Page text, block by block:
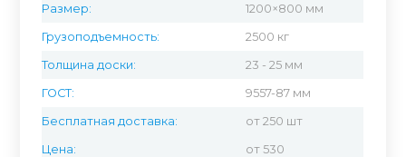
Размер: 1200×800 мм
Грузоподъемность: 2500 кг
Толщина доски: 23 - 25 мм
ГОСТ: 9557-87 мм
Бесплатная доставка: от 250 шт
Цена: от 530